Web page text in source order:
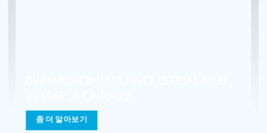
BW DEEP C QUANG NINH